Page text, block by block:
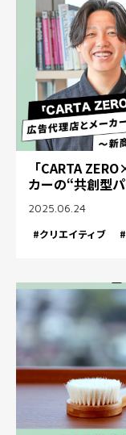
「CARTA
カーの“共創型
2025.06.24
#クリエイティブ